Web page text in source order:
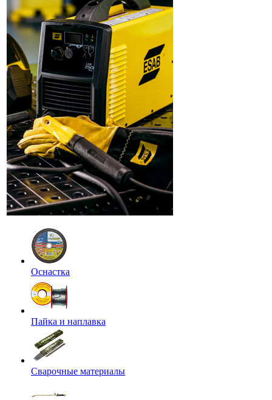
Оснастка
Пайка и наплавка
Сварочные материалы